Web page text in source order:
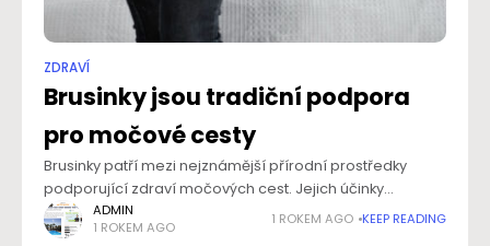
ZDRAVÍ
Brusinky jsou tradiční podpora
pro močové cesty
Brusinky patří mezi nejznámější přírodní prostředky
podporující zdraví močových cest. Jejich účinky
využívaly už generace před námi – dnes je však díky
moderním doplňkům stravy možné získat jejich sílu v
ADMIN
1 ROKEM AGO
1 ROKEM AGO KEEP READING